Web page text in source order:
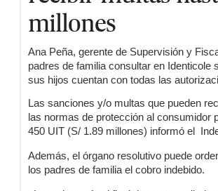
millones
Ana Peña, gerente de Supervisión y
padres de familia consultar en
sus hijos cuentan con todas las
Las sanciones y/o multas que pueden
las normas de protección al consumidor
450 UIT (S/ 1.89 millones) informó el
Además, el órgano resolutivo puede
los padres de familia el cobro indebido.